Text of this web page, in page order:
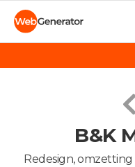
B&K
Redesign,